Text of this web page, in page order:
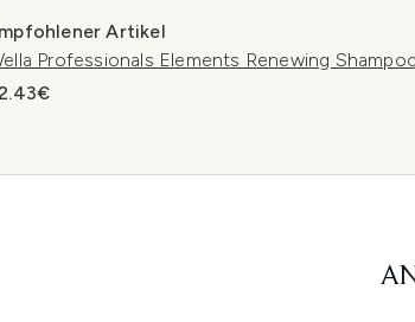
Artikel
Professionals Elements Renewing